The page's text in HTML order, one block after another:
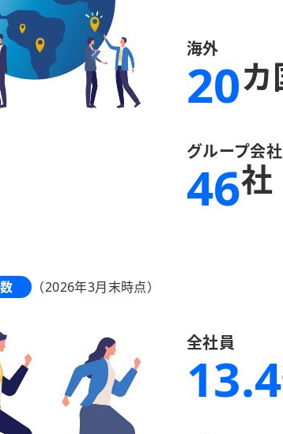
海外
20カ
グループ会
46社
（2026年3月末時点）
全社員
13.4